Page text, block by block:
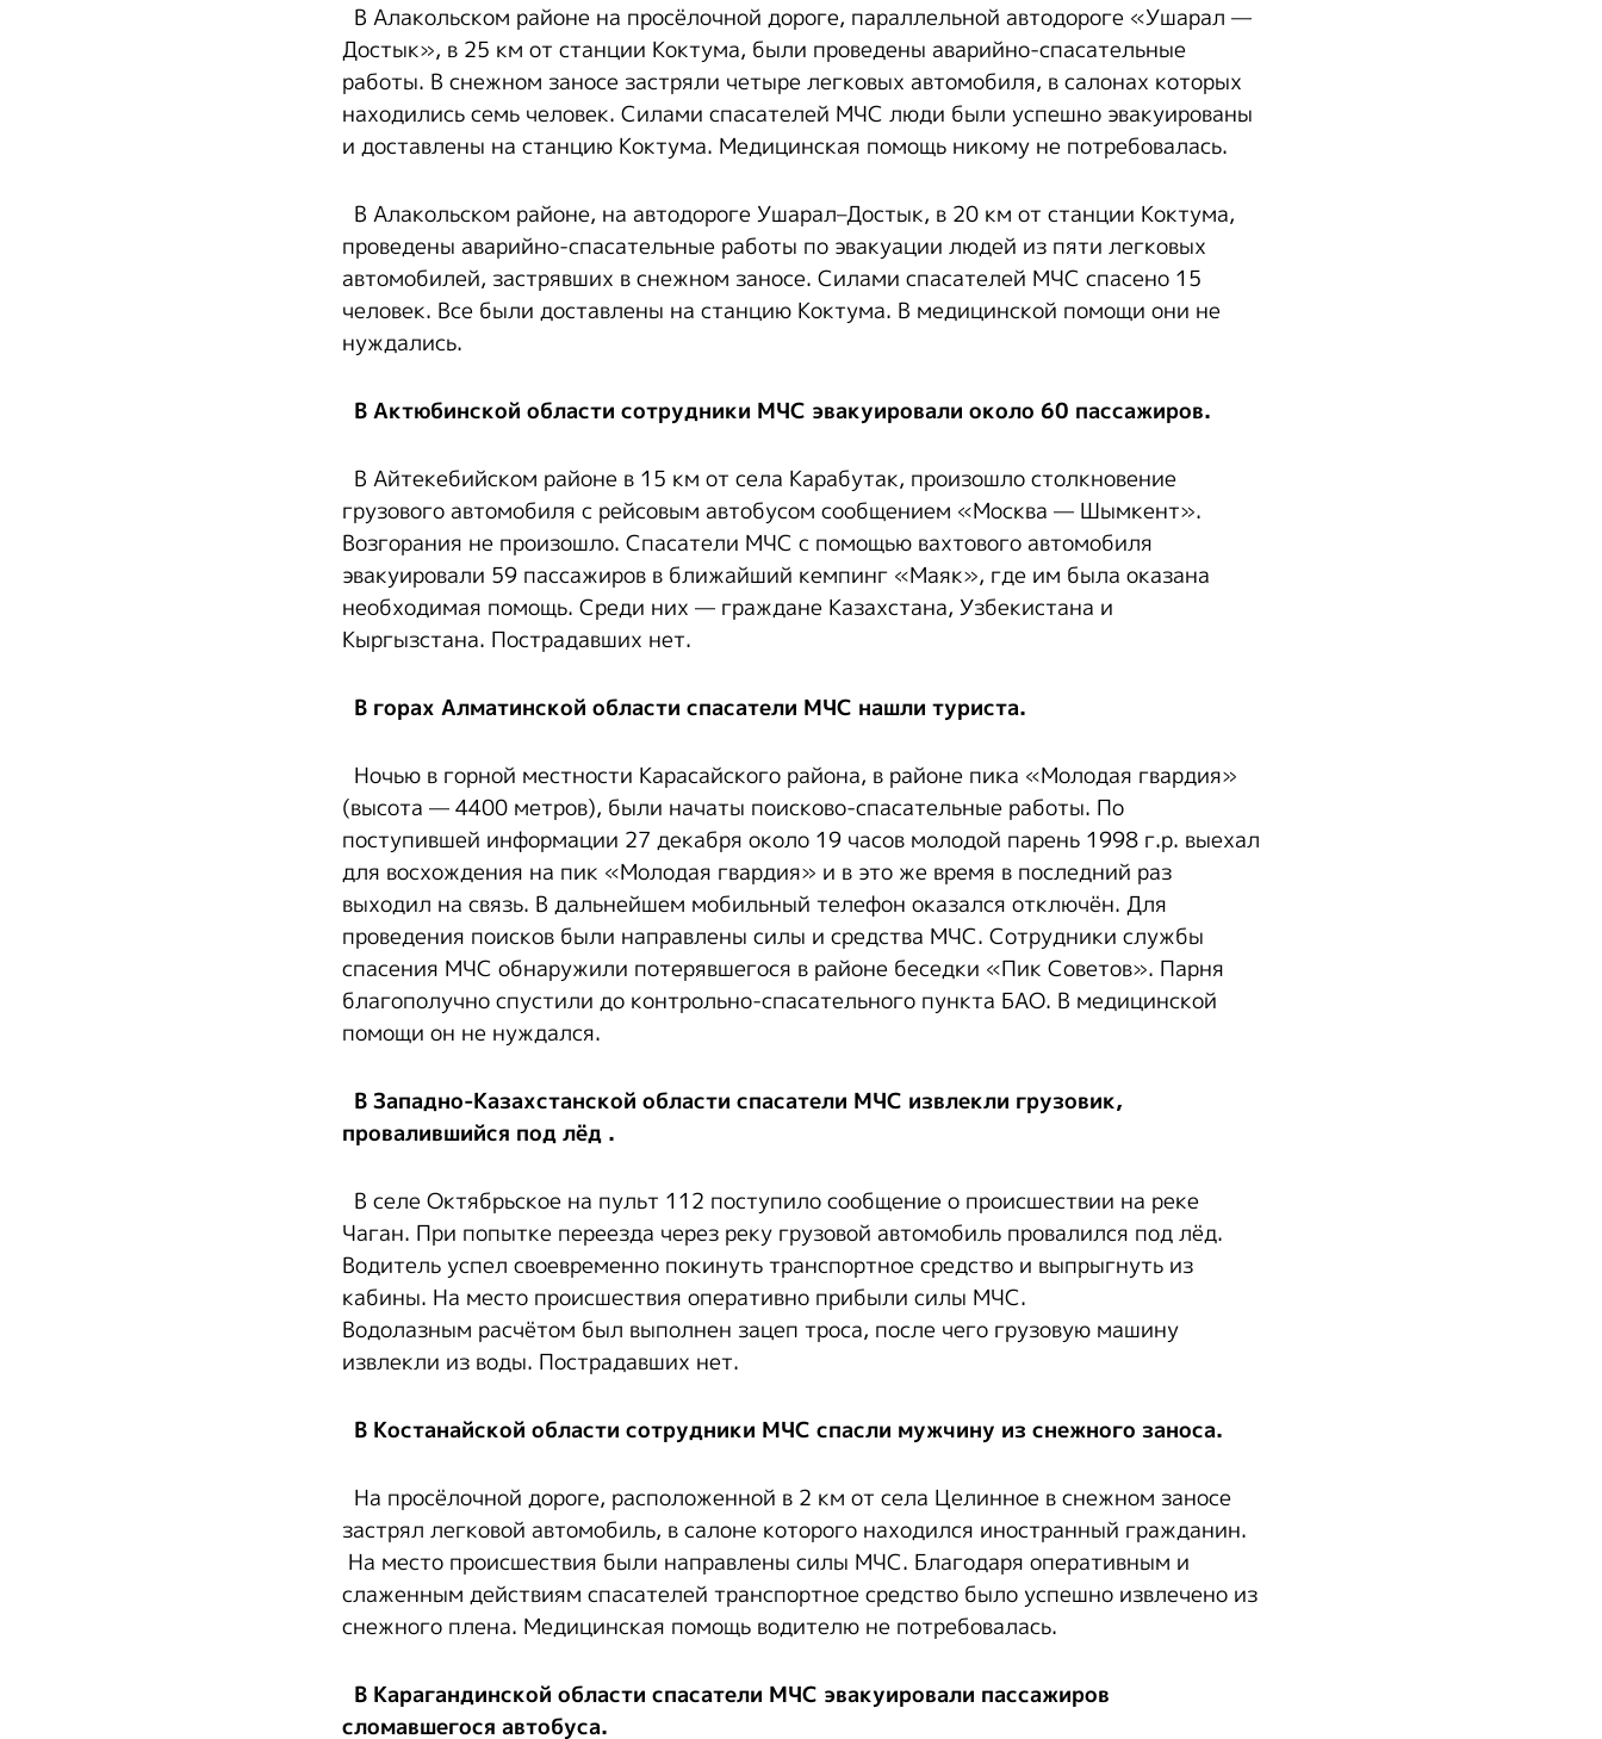
В Алакольском районе на просёлочной дороге, параллельной автодороге «Ушарал —
Достык», в 25 км от станции Коктума, были проведены аварийно-спасательные
работы. В снежном заносе застряли четыре легковых автомобиля, в салонах которых
находились семь человек. Силами спасателей МЧС люди были успешно эвакуированы
и доставлены на станцию Коктума. Медицинская помощь никому не потребовалась.
В Алакольском районе, на автодороге Ушарал–Достык, в 20 км от станции Коктума,
проведены аварийно-спасательные работы по эвакуации людей из пяти легковых
автомобилей, застрявших в снежном заносе. Силами спасателей МЧС спасено 15
человек. Все были доставлены на станцию Коктума. В медицинской помощи они не
нуждались.
В Актюбинской области сотрудники МЧС эвакуировали около 60 пассажиров.
В Айтекебийском районе в 15 км от села Карабутак, произошло столкновение
грузового автомобиля с рейсовым автобусом сообщением «Москва — Шымкент».
Возгорания не произошло. Спасатели МЧС с помощью вахтового автомобиля
эвакуировали 59 пассажиров в ближайший кемпинг «Маяк», где им была оказана
необходимая помощь. Среди них — граждане Казахстана, Узбекистана и
Кыргызстана. Пострадавших нет.
В горах Алматинской области спасатели МЧС нашли туриста.
Ночью в горной местности Карасайского района, в районе пика «Молодая гвардия»
(высота — 4400 метров), были начаты поисково-спасательные работы. По
поступившей информации 27 декабря около 19 часов молодой парень 1998 г.р. выехал
для восхождения на пик «Молодая гвардия» и в это же время в последний раз
выходил на связь. В дальнейшем мобильный телефон оказался отключён. Для
проведения поисков были направлены силы и средства МЧС. Сотрудники службы
спасения МЧС обнаружили потерявшегося в районе беседки «Пик Советов». Парня
благополучно спустили до контрольно-спасательного пункта БАО. В медицинской
помощи он не нуждался.
В Западно-Казахстанской области спасатели МЧС извлекли грузовик,
провалившийся под лёд .
В селе Октябрьское на пульт 112 поступило сообщение о происшествии на реке
Чаган. При попытке переезда через реку грузовой автомобиль провалился под лёд.
Водитель успел своевременно покинуть транспортное средство и выпрыгнуть из
кабины. На место происшествия оперативно прибыли силы МЧС.
Водолазным расчётом был выполнен зацеп троса, после чего грузовую машину
извлекли из воды. Пострадавших нет.
В Костанайской области сотрудники МЧС спасли мужчину из снежного заноса.
На просёлочной дороге, расположенной в 2 км от села Целинное в снежном заносе
застрял легковой автомобиль, в салоне которого находился иностранный гражданин.
На место происшествия были направлены силы МЧС. Благодаря оперативным и
слаженным действиям спасателей транспортное средство было успешно извлечено из
снежного плена. Медицинская помощь водителю не потребовалась.
В Карагандинской области спасатели МЧС эвакуировали пассажиров
сломавшегося автобуса.